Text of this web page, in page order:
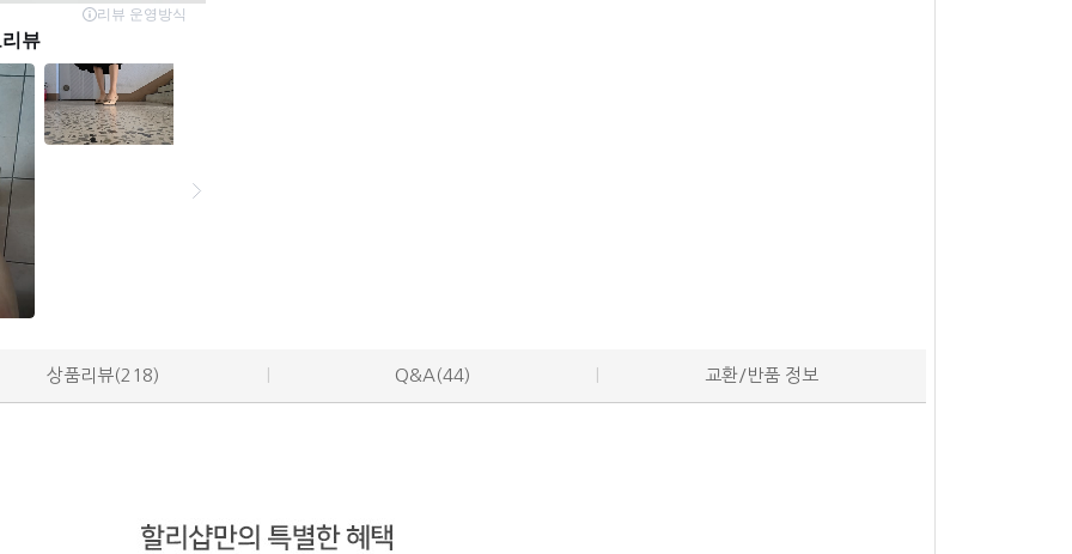
상품리뷰(218) Q&A(44) 교환/반품 정보